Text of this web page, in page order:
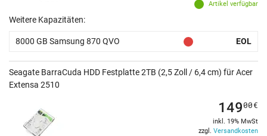
Artikel verfügbar
Weitere Kapazitäten:
8000 GB Samsung 870 QVO EOL
Seagate BarraCuda HDD Festplatte 2TB (2,5 Zoll / 6,4 cm) für Acer
Extensa 2510
14900€
inkl. 19% MwSt
zzgl. Versandkosten